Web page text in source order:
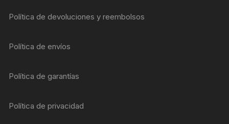
Política de devoluciones y reembolsos
Política de envíos
Política de garantías
Política de privacidad